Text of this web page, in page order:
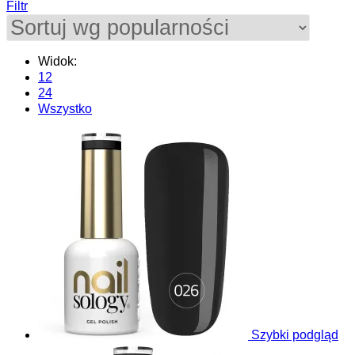
Filtr
Widok:
12
24
Wszystko
Szybki podgląd